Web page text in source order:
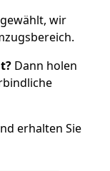
wir
Dann holen
erhalten Sie